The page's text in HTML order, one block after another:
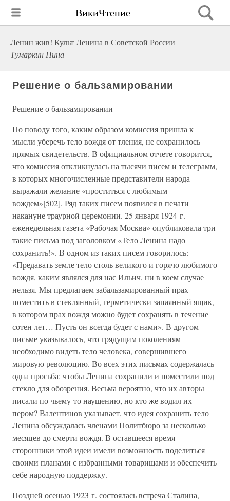
ВикиЧтение
Ленин жив! Культ Ленина в Советской России
Тумаркин Нина
Решение о бальзамировании
Решение о бальзамировании
По поводу того, каким образом комиссия пришла к
мысли уберечь тело вождя от тления, не сохранилось
прямых свидетельств. В официальном отчете говорится,
что комиссия откликнулась на тысячи писем и телеграмм,
в которых многочисленные представители народа
выражали желание «проститься с любимым
вождем»[502]. Ряд таких писем появился в печати
накануне траурной церемонии. 25 января 1924 г.
еженедельная газета «Рабочая Москва» опубликовала три
такие письма под заголовком «Тело Ленина надо
сохранить!». В одном из таких писем говорилось:
«Предавать земле тело столь великого и горячо любимого
вождя, каким являлся для нас Ильич, ни в коем случае
нельзя. Мы предлагаем забальзамированный прах
поместить в стеклянный, герметически запаянный ящик,
в котором прах вождя можно будет сохранять в течение
сотен лет… Пусть он всегда будет с нами». В другом
письме указывалось, что грядущим поколениям
необходимо видеть тело человека, совершившего
мировую революцию. Во всех этих письмах содержалась
одна просьба: чтобы Ленина сохранили и поместили под
стекло для обозрения. Весьма вероятно, что их авторы
писали по чьему-то наущению, но кто же водил их
пером? Валентинов указывает, что идея сохранить тело
Ленина обсуждалась членами Политбюро за несколько
месяцев до смерти вождя. В оставшееся время
сторонники этой идеи имели возможность поделиться
своими планами с избранными товарищами и обеспечить
себе народную поддержку.
Поздней осенью 1923 г. состоялась встреча Сталина,